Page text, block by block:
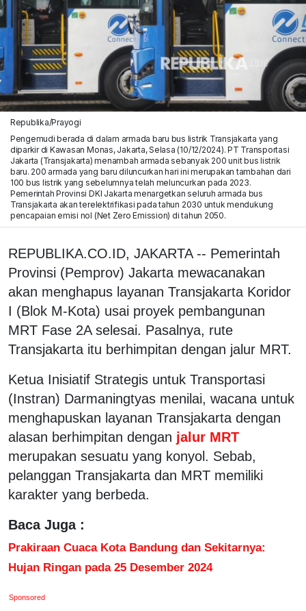
Republika/Prayogi
Pengemudi berada di dalam armada baru bus listrik Transjakarta yang
diparkir di Kawasan Monas, Jakarta, Selasa (10/12/2024). PT Transportasi
Jakarta (Transjakarta) menambah armada sebanyak 200 unit bus listrik
baru. 200 armada yang baru diluncurkan hari ini merupakan tambahan dari
100 bus listrik yang sebelumnya telah meluncurkan pada 2023.
Pemerintah Provinsi DKI Jakarta menargetkan seluruh armada bus
Transjakarta akan terelektrifikasi pada tahun 2030 untuk mendukung
pencapaian emisi nol (Net Zero Emission) di tahun 2050.
REPUBLIKA.CO.ID, JAKARTA -- Pemerintah
Provinsi (Pemprov) Jakarta mewacanakan
akan menghapus layanan Transjakarta Koridor
I (Blok M-Kota) usai proyek pembangunan
MRT Fase 2A selesai. Pasalnya, rute
Transjakarta itu berhimpitan dengan jalur MRT.
Ketua Inisiatif Strategis untuk Transportasi
(Instran) Darmaningtyas menilai, wacana untuk
menghapuskan layanan Transjakarta dengan
alasan berhimpitan dengan jalur MRT
merupakan sesuatu yang konyol. Sebab,
pelanggan Transjakarta dan MRT memiliki
karakter yang berbeda.
Baca Juga :
Prakiraan Cuaca Kota Bandung dan Sekitarnya:
Hujan Ringan pada 25 Desember 2024
Sponsored